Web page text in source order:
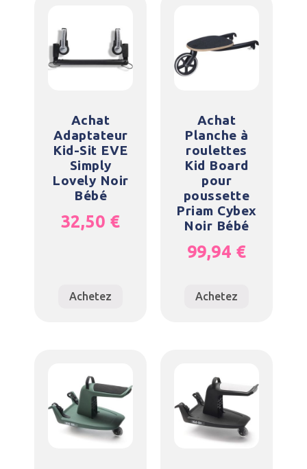
Achat
Adaptateur
Kid-Sit EVE
Simply
Lovely Noir
Bébé
32,50 €
Achetez
Achat
Planche à
roulettes
Kid Board
pour
poussette
Priam Cybex
Noir Bébé
99,94 €
Achetez